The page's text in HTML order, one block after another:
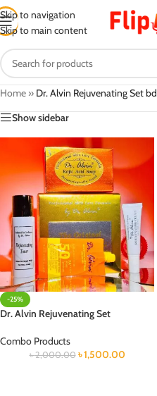
Skip to navigation
Skip to main content
Home » Dr. Alvin Rejuvenating Set bd
Show sidebar
-25%
Dr. Alvin Rejuvenating Set
Combo Products
৳2,000.00 ৳1,500.00